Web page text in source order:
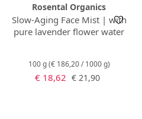
Rosental Organics
Slow-Aging Face Mist | with
pure lavender flower water
100 g(€ 186,20 / 1000 g)
Verkaufspreis:
€ 18,62 Regulärer Preis:
€ 21,90